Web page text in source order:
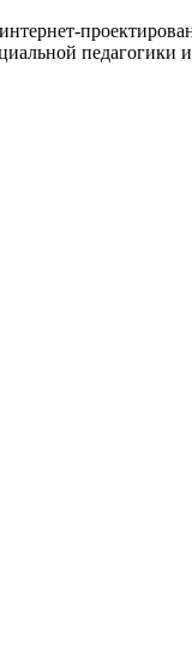
педагогики